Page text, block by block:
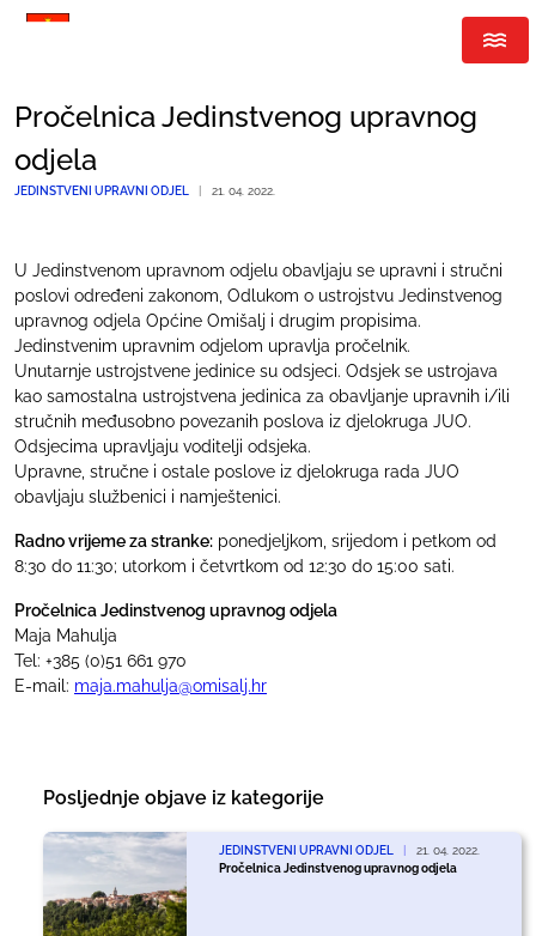
Pročelnica Jedinstvenog upravnog
odjela
JEDINSTVENI UPRAVNI ODJEL | 21. 04. 2022.
U Jedinstvenom upravnom odjelu obavljaju se upravni i stručni
poslovi određeni zakonom, Odlukom o ustrojstvu Jedinstvenog
upravnog odjela Općine Omišalj i drugim propisima.
Jedinstvenim upravnim odjelom upravlja pročelnik.
Unutarnje ustrojstvene jedinice su odsjeci. Odsjek se ustrojava
kao samostalna ustrojstvena jedinica za obavljanje upravnih i/ili
stručnih međusobno povezanih poslova iz djelokruga JUO.
Odsjecima upravljaju voditelji odsjeka.
Upravne, stručne i ostale poslove iz djelokruga rada JUO
obavljaju službenici i namještenici.
Radno vrijeme za stranke: ponedjeljkom, srijedom i petkom od
8:30 do 11:30; utorkom i četvrtkom od 12:30 do 15:00 sati.
Pročelnica Jedinstvenog upravnog odjela
Maja Mahulja
Tel: +385 (0)51 661 970
E-mail: maja.mahulja@omisalj.hr
Posljednje objave iz kategorije
JEDINSTVENI UPRAVNI ODJEL |
21. 04. 2022.
Pročelnica Jedinstvenog upravnog odjela